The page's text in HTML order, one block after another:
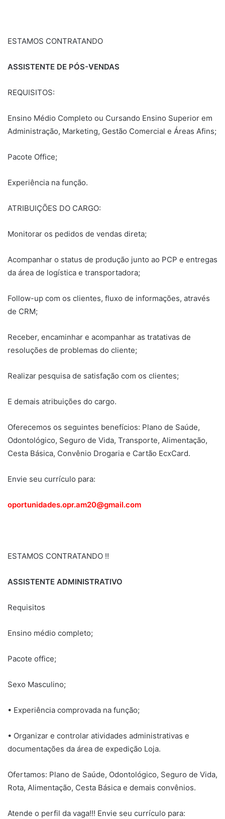
ESTAMOS CONTRATANDO
ASSISTENTE DE PÓS-VENDAS
REQUISITOS:
Ensino Médio Completo ou Cursando Ensino Superior em
Administração, Marketing, Gestão Comercial e Áreas Afins;
Pacote Office;
Experiência na função.
ATRIBUIÇÕES DO CARGO:
Monitorar os pedidos de vendas direta;
Acompanhar o status de produção junto ao PCP e entregas
da área de logística e transportadora;
Follow-up com os clientes, fluxo de informações, através
de CRM;
Receber, encaminhar e acompanhar as tratativas de
resoluções de problemas do cliente;
Realizar pesquisa de satisfação com os clientes;
E demais atribuições do cargo.
Oferecemos os seguintes benefícios: Plano de Saúde,
Odontológico, Seguro de Vida, Transporte, Alimentação,
Cesta Básica, Convênio Drogaria e Cartão EcxCard.
Envie seu currículo para:
oportunidades.opr.am20@gmail.com
ESTAMOS CONTRATANDO !!
ASSISTENTE ADMINISTRATIVO
Requisitos
Ensino médio completo;
Pacote office;
Sexo Masculino;
• Experiência comprovada na função;
• Organizar e controlar atividades administrativas e
documentações da área de expedição Loja.
Ofertamos: Plano de Saúde, Odontológico, Seguro de Vida,
Rota, Alimentação, Cesta Básica e demais convênios.
Atende o perfil da vaga!!! Envie seu currículo para: